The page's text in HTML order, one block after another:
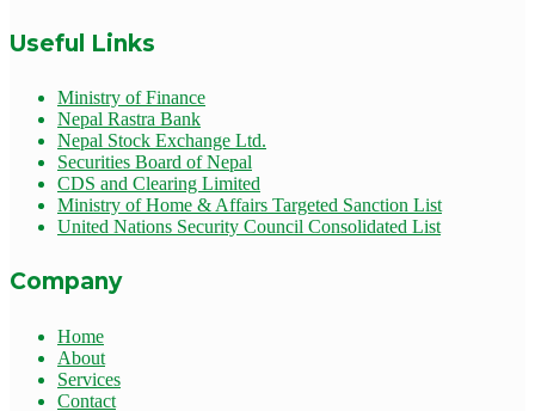
Useful Links
Ministry of Finance
Nepal Rastra Bank
Nepal Stock Exchange Ltd.
Securities Board of Nepal
CDS and Clearing Limited
Ministry of Home & Affairs Targeted Sanction List
United Nations Security Council Consolidated List
Company
Home
About
Services
Contact